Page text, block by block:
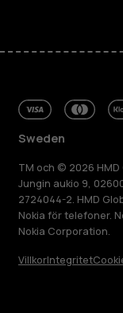
Sweden
TM och © 2026
Jungin aukio 9,
2724044-2. HMD
Nokia för telefoner.
Nokia Corporation.
VillkorIntegritet